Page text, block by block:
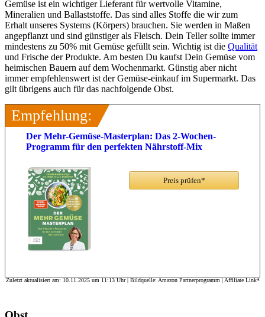
Gemüse ist ein wichtiger Lieferant für wertvolle Vitamine,
Mineralien und Ballaststoffe. Das sind alles Stoffe die wir zum
Erhalt unseres Systems (Körpers) brauchen. Sie werden in Maßen
angepflanzt und sind günstiger als Fleisch. Dein Teller sollte immer
mindestens zu 50% mit Gemüse gefüllt sein. Wichtig ist die Qualität
und Frische der Produkte. Am besten Du kaufst Dein Gemüse vom
heimischen Bauern auf dem Wochenmarkt. Günstig aber nicht
immer empfehlenswert ist der Gemüse-einkauf im Supermarkt. Das
gilt übrigens auch für das nachfolgende Obst.
Empfehlung:
Der Mehr-Gemüse-Masterplan: Das 2-Wochen-
Programm für den perfekten Nährstoff-Mix
Preis prüfen*
Zuletzt aktualisiert am: 10.11.2025 um 11:13 Uhr | Bildquelle: Amazon Partnerprogramm | Affiliate Link*